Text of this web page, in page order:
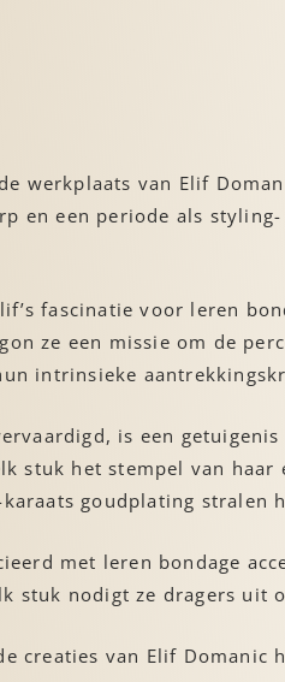
werkplaats van Elif
en een periode als
fascinatie voor leren
ze een missie om de
intrinsieke
is een
stuk het stempel van
goudplating stralen
met leren bondage
stuk nodigt ze dragers
creaties van Elif